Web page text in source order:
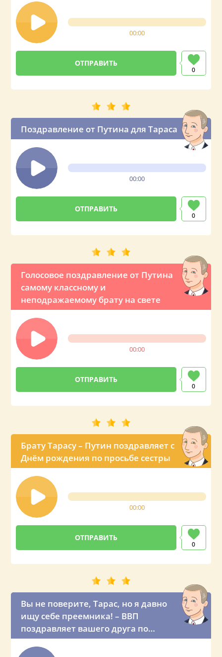
от Владимира Владимировича
00:00
0
Поздравление от Путина для Тараса
00:00
0
Голосовое поздравление от Путина
самому классному и
неподражаемому брату на свете
00:00
0
Брату Тарасу – Путин поздравляет с
Днём рождения по просьбе сестры
00:00
0
Вы не поверите, Тарас, но я давно
ищу себе преемника! – ВВП
поздравляет вашего друга по
телефону